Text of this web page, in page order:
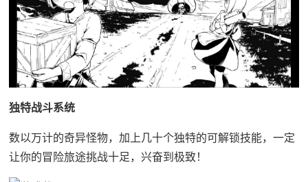
独特战斗系统
数以万计的奇异怪物，加上几十个独特的可解锁技能，一定
让你的冒险旅途挑战十足，兴奋到极致！